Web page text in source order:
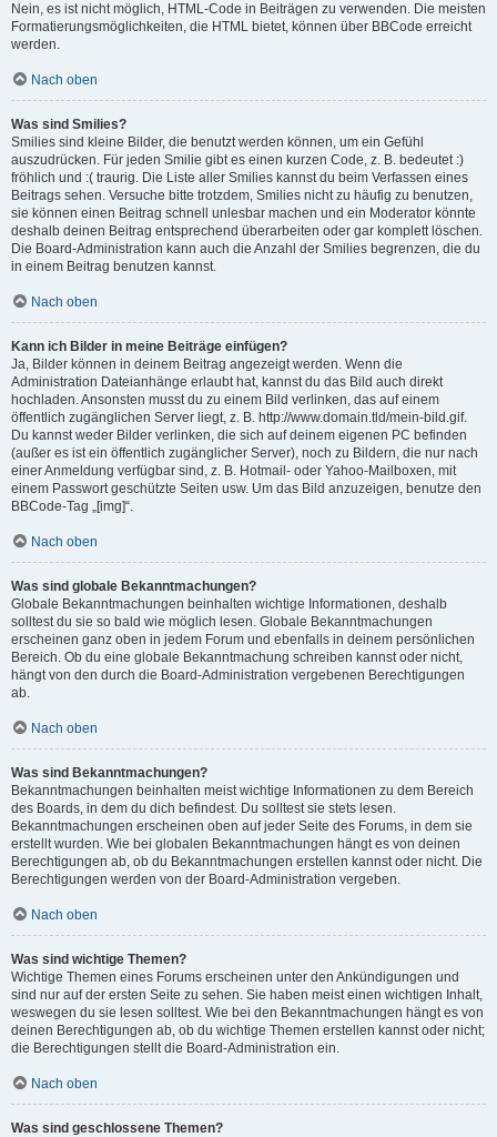
Nein, es ist nicht möglich, HTML-Code in Beiträgen zu verwenden. Die meisten
Formatierungsmöglichkeiten, die HTML bietet, können über BBCode erreicht
werden.
Nach oben
Was sind Smilies?
Smilies sind kleine Bilder, die benutzt werden können, um ein Gefühl
auszudrücken. Für jeden Smilie gibt es einen kurzen Code, z. B. bedeutet :)
fröhlich und :( traurig. Die Liste aller Smilies kannst du beim Verfassen eines
Beitrags sehen. Versuche bitte trotzdem, Smilies nicht zu häufig zu benutzen,
sie können einen Beitrag schnell unlesbar machen und ein Moderator könnte
deshalb deinen Beitrag entsprechend überarbeiten oder gar komplett löschen.
Die Board-Administration kann auch die Anzahl der Smilies begrenzen, die du
in einem Beitrag benutzen kannst.
Nach oben
Kann ich Bilder in meine Beiträge einfügen?
Ja, Bilder können in deinem Beitrag angezeigt werden. Wenn die
Administration Dateianhänge erlaubt hat, kannst du das Bild auch direkt
hochladen. Ansonsten musst du zu einem Bild verlinken, das auf einem
öffentlich zugänglichen Server liegt, z. B. http://www.domain.tld/mein-bild.gif.
Du kannst weder Bilder verlinken, die sich auf deinem eigenen PC befinden
(außer es ist ein öffentlich zugänglicher Server), noch zu Bildern, die nur nach
einer Anmeldung verfügbar sind, z. B. Hotmail- oder Yahoo-Mailboxen, mit
einem Passwort geschützte Seiten usw. Um das Bild anzuzeigen, benutze den
BBCode-Tag „[img]“.
Nach oben
Was sind globale Bekanntmachungen?
Globale Bekanntmachungen beinhalten wichtige Informationen, deshalb
solltest du sie so bald wie möglich lesen. Globale Bekanntmachungen
erscheinen ganz oben in jedem Forum und ebenfalls in deinem persönlichen
Bereich. Ob du eine globale Bekanntmachung schreiben kannst oder nicht,
hängt von den durch die Board-Administration vergebenen Berechtigungen
ab.
Nach oben
Was sind Bekanntmachungen?
Bekanntmachungen beinhalten meist wichtige Informationen zu dem Bereich
des Boards, in dem du dich befindest. Du solltest sie stets lesen.
Bekanntmachungen erscheinen oben auf jeder Seite des Forums, in dem sie
erstellt wurden. Wie bei globalen Bekanntmachungen hängt es von deinen
Berechtigungen ab, ob du Bekanntmachungen erstellen kannst oder nicht. Die
Berechtigungen werden von der Board-Administration vergeben.
Nach oben
Was sind wichtige Themen?
Wichtige Themen eines Forums erscheinen unter den Ankündigungen und
sind nur auf der ersten Seite zu sehen. Sie haben meist einen wichtigen Inhalt,
weswegen du sie lesen solltest. Wie bei den Bekanntmachungen hängt es von
deinen Berechtigungen ab, ob du wichtige Themen erstellen kannst oder nicht;
die Berechtigungen stellt die Board-Administration ein.
Nach oben
Was sind geschlossene Themen?